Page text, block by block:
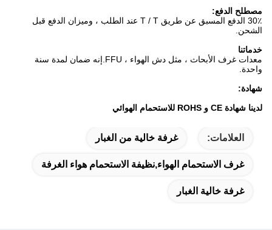
مصطلح الدفع:
30٪ الدفع المسبق عن طريق T / T عند الطلب ، وميزان الدفع قبل
الشحن.
خدماتنا
معدات غرف الأبحاث ، مثل دش الهواء ، FFU.إنه ضمان لمدة سنة
واحدة.
شهادة:
لدينا شهادة CE و ROHS للاستحمام الهوائي
العلامات: غرفة خالية من الغبار
غرف الاستحمام الهواء,نظيفة الاستحمام هواء الغرفة
غرفة خالية الغبار